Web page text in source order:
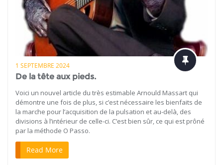
1 SEPTEMBRE 2024
De la tête aux pieds.
Voici un nouvel article du très estimable Arnould Massart qui
démontre une fois de plus, si c’est nécessaire les bienfaits de
la marche pour l’acquisition de la pulsation et au-delà, des
divisions à l’intérieur de celle-ci. C’est bien sûr, ce qui est prôné
par la méthode O Passo.
Read More